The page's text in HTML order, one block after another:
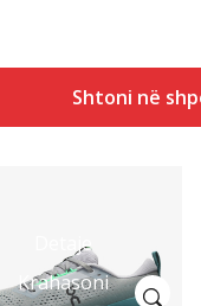
Shtoni në
Detaje
Krahasoni